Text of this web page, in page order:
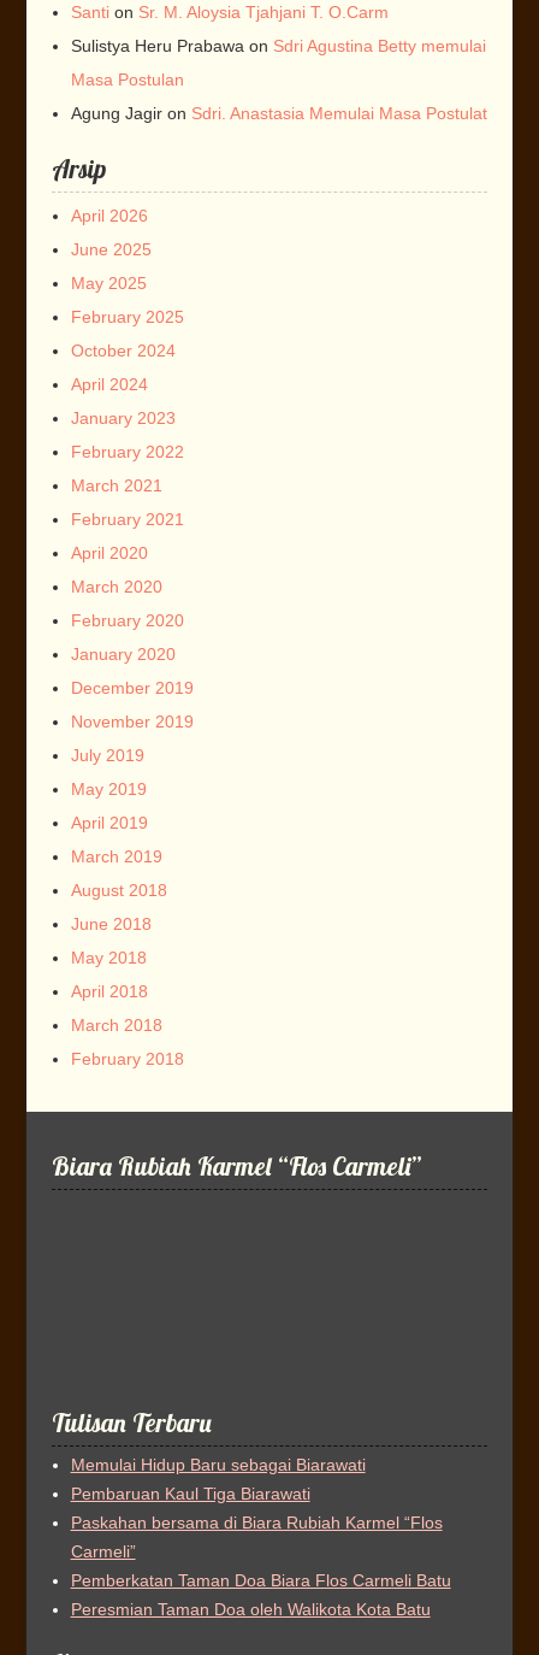
Santion Sr. M. Aloysia Tjahjani T. O.Carm
Sulistya Heru Prabawaon Sdri Agustina Betty memulai
Masa Postulan
Agung Jagiron Sdri. Anastasia Memulai Masa Postulat
Arsip
April 2026
June 2025
May 2025
February 2025
October 2024
April 2024
January 2023
February 2022
March 2021
February 2021
April 2020
March 2020
February 2020
January 2020
December 2019
November 2019
July 2019
May 2019
April 2019
March 2019
August 2018
June 2018
May 2018
April 2018
March 2018
February 2018
Biara Rubiah Karmel “Flos Carmeli”
Tulisan Terbaru
Memulai Hidup Baru sebagai Biarawati
Pembaruan Kaul Tiga Biarawati
Paskahan bersama di Biara Rubiah Karmel “Flos
Carmeli”
Pemberkatan Taman Doa Biara Flos Carmeli Batu
Peresmian Taman Doa oleh Walikota Kota Batu